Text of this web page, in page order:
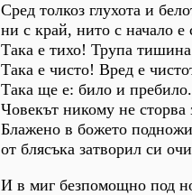
Сред толкоз глухота и
ни с край, нито с начало е
Така е тихо! Трупа
Така е чисто! Вред е
Така ще е: било и
Човекът никому не сторва
Блажено в божето
от блясъка затворил си
И в миг безпомощно под